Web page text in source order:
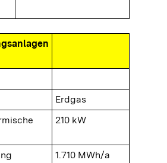
Erdgas
210 kW
1.710 MWh/a